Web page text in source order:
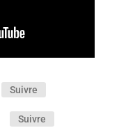
Suivre
Suivre